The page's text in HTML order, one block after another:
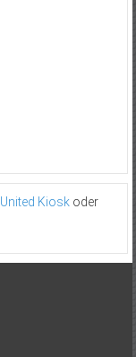
United Kioskoder